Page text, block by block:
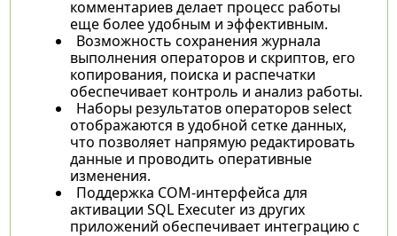
комментариев делает процесс работы
еще более удобным и эффективным.
Возможность сохранения журнала
выполнения операторов и скриптов, его
копирования, поиска и распечатки
обеспечивает контроль и анализ работы.
Наборы результатов операторов select
отображаются в удобной сетке данных,
что позволяет напрямую редактировать
данные и проводить оперативные
изменения.
Поддержка COM-интерфейса для
активации SQL Executer из других
приложений обеспечивает интеграцию с